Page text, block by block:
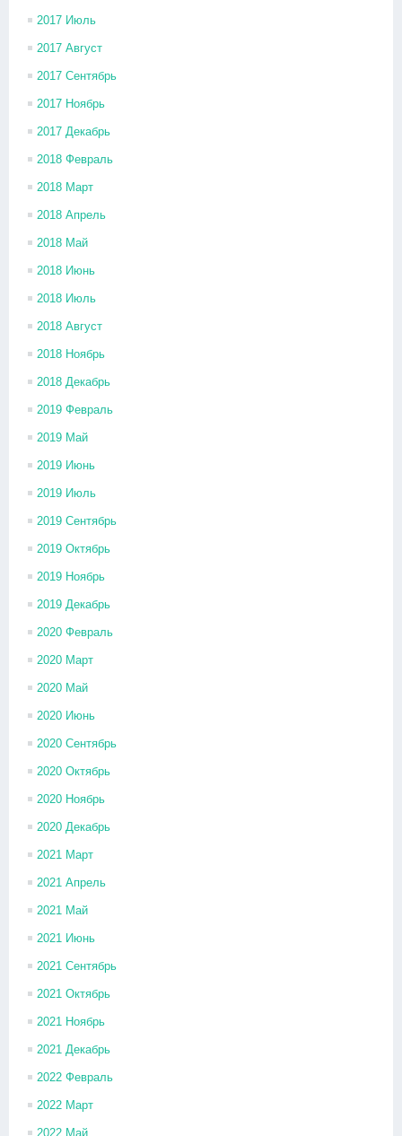
2017 Июль
2017 Август
2017 Сентябрь
2017 Ноябрь
2017 Декабрь
2018 Февраль
2018 Март
2018 Апрель
2018 Май
2018 Июнь
2018 Июль
2018 Август
2018 Ноябрь
2018 Декабрь
2019 Февраль
2019 Май
2019 Июнь
2019 Июль
2019 Сентябрь
2019 Октябрь
2019 Ноябрь
2019 Декабрь
2020 Февраль
2020 Март
2020 Май
2020 Июнь
2020 Сентябрь
2020 Октябрь
2020 Ноябрь
2020 Декабрь
2021 Март
2021 Апрель
2021 Май
2021 Июнь
2021 Сентябрь
2021 Октябрь
2021 Ноябрь
2021 Декабрь
2022 Февраль
2022 Март
2022 Май